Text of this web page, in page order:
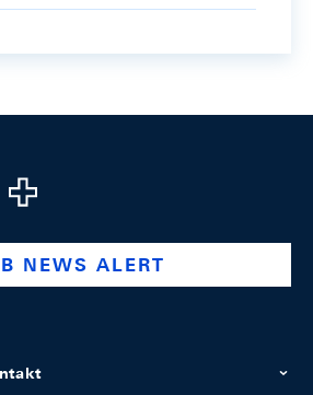
company/swiss-national-
@swissnationalbank
NEWS ALERT